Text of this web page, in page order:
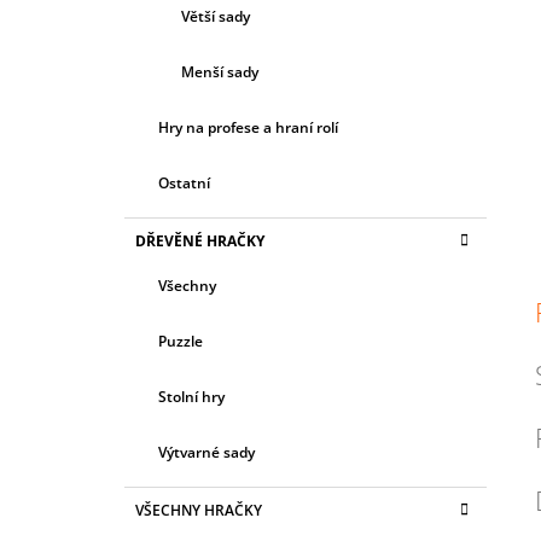
Větší sady
Menší sady
Hry na profese a hraní rolí
Ostatní
DŘEVĚNÉ HRAČKY
Všechny
Puzzle
Stolní hry
Výtvarné sady
VŠECHNY HRAČKY